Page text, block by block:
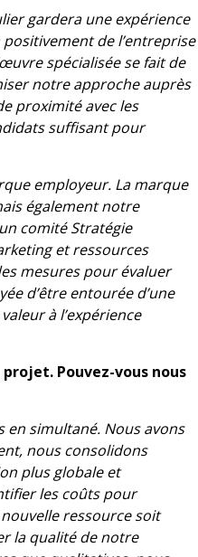
gardera une expérience
de l’entreprise
spécialisée se fait de
notre approche auprès
proximité avec les
suffisant pour
employeur. La marque
également notre
comité Stratégie
et ressources
mesures pour évaluer
d’être entourée d’une
à l’expérience
Pouvez-vous nous
simultané. Nous avons
nous consolidons
plus globale et
les coûts pour
nouvelle ressource soit
la qualité de notre